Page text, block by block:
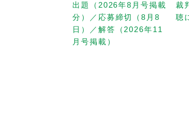
出題（2026年8月号掲載
分）／応募締切（8月8
日）／解答（2026年11
月号掲載）
裁
聴